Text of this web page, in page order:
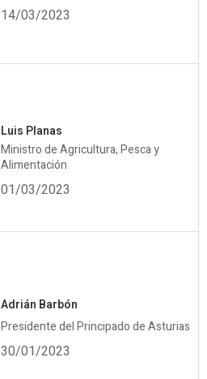
14/03/2023
Luis Planas
Ministro de Agricultura, Pesca y
Alimentación
01/03/2023
Adrián Barbón
Presidente del Principado de Asturias
30/01/2023